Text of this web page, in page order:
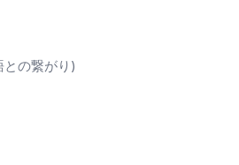
の繋がり)